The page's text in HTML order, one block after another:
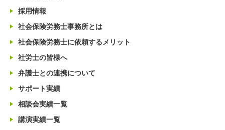
採用情報
社会保険労務士事務所とは
社会保険労務士に依頼するメリット
社労士の皆様へ
弁護士との連携について
サポート実績
相談会実績一覧
講演実績一覧